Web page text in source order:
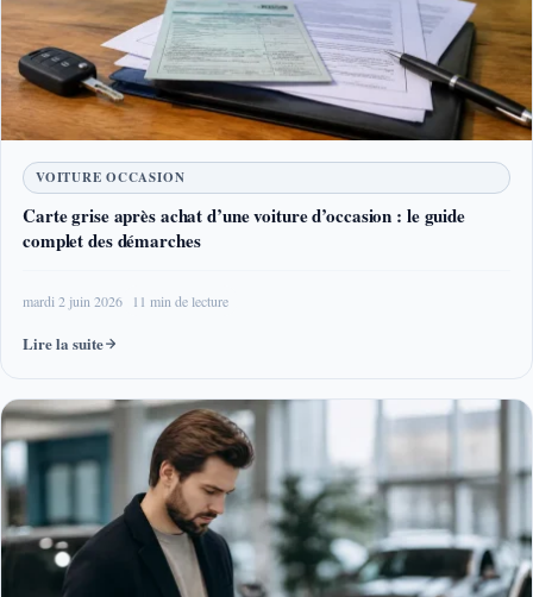
VOITURE OCCASION
Carte grise après achat d’une voiture d’occasion : le guide
complet des démarches
mardi 2 juin 2026 11 min de lecture
Lire la suite